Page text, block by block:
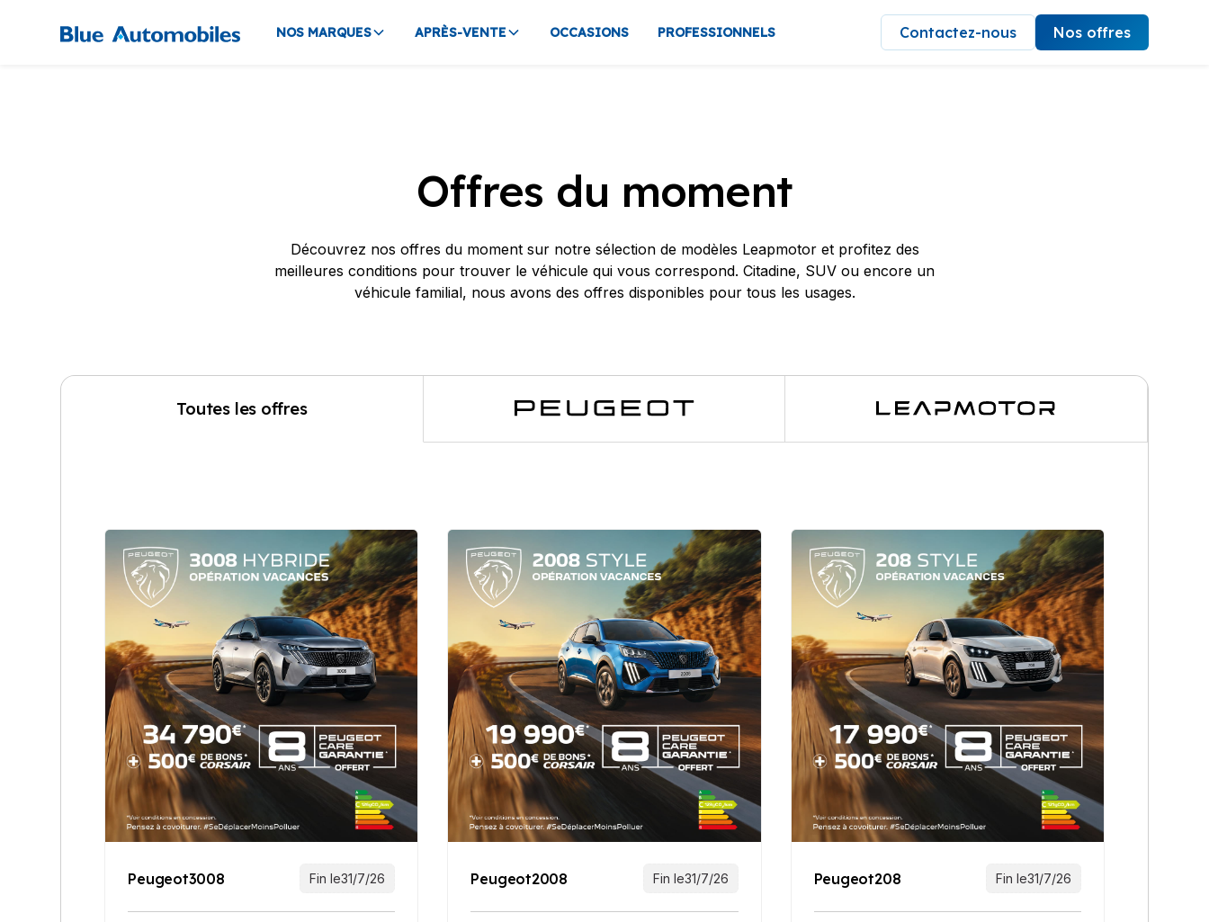
NOS MARQUES APRÈS-VENTE OCCASIONS PROFESSIONNELS Contactez-nous Nos offres
Offres du moment
Découvrez nos offres du moment sur notre sélection de modèles Leapmotor et profitez des
meilleures conditions pour trouver le véhicule qui vous correspond. Citadine, SUV ou encore un
véhicule familial, nous avons des offres disponibles pour tous les usages.
Toutes les offres
Peugeot3008 Fin le31/7/26 Peugeot2008 Fin le31/7/26 Peugeot208 Fin le31/7/26